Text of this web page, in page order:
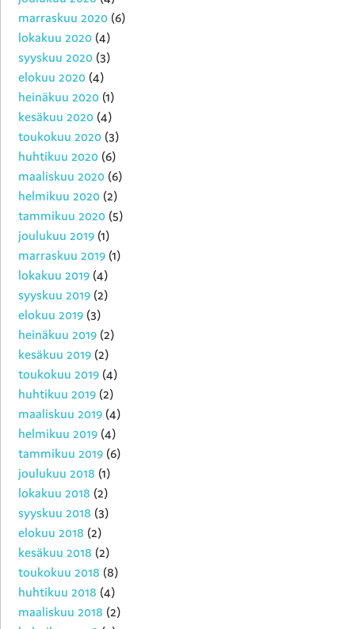
marraskuu 2020 (6)
lokakuu 2020 (4)
syyskuu 2020 (3)
elokuu 2020 (4)
heinäkuu 2020 (1)
kesäkuu 2020 (4)
toukokuu 2020 (3)
huhtikuu 2020 (6)
maaliskuu 2020 (6)
helmikuu 2020 (2)
tammikuu 2020 (5)
joulukuu 2019 (1)
marraskuu 2019 (1)
lokakuu 2019 (4)
syyskuu 2019 (2)
elokuu 2019 (3)
heinäkuu 2019 (2)
kesäkuu 2019 (2)
toukokuu 2019 (4)
huhtikuu 2019 (2)
maaliskuu 2019 (4)
helmikuu 2019 (4)
tammikuu 2019 (6)
joulukuu 2018 (1)
lokakuu 2018 (2)
syyskuu 2018 (3)
elokuu 2018 (2)
kesäkuu 2018 (2)
toukokuu 2018 (8)
huhtikuu 2018 (4)
maaliskuu 2018 (2)